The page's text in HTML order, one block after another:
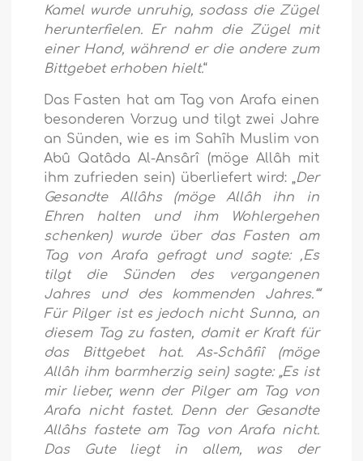
Kamel wurde unruhig, sodass die Zügel
herunterfielen. Er nahm die Zügel mit
einer Hand, während er die andere zum
Bittgebet erhoben hielt.“
Das Fasten hat am Tag von Arafa einen
besonderen Vorzug und tilgt zwei Jahre
an Sünden, wie es im Sahîh Muslim von
Abû Qatâda Al-Ansârî (möge Allâh mit
ihm zufrieden sein) überliefert wird: „Der
Gesandte Allâhs (möge Allâh ihn in
Ehren halten und ihm Wohlergehen
schenken) wurde über das Fasten am
Tag von Arafa gefragt und sagte: ‚Es
tilgt die Sünden des vergangenen
Jahres und des kommenden Jahres.‘“
Für Pilger ist es jedoch nicht Sunna, an
diesem Tag zu fasten, damit er Kraft für
das Bittgebet hat. As-Schâfiî (möge
Allâh ihm barmherzig sein) sagte: „Es ist
mir lieber, wenn der Pilger am Tag von
Arafa nicht fastet. Denn der Gesandte
Allâhs fastete am Tag von Arafa nicht.
Das Gute liegt in allem, was der